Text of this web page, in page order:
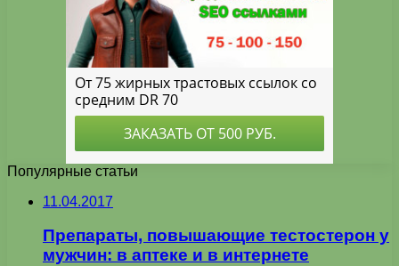
Популярные статьи
11.04.2017
Препараты, повышающие тестостерон у
мужчин: в аптеке и в интернете